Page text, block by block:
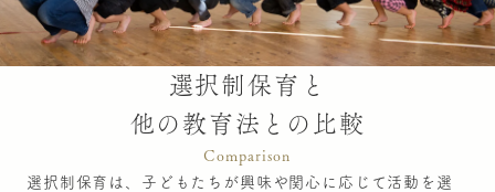
選択制保育と
他の教育法との比較
Comparison
選択制保育は、子どもたちが興味や関心に応じて活動を選